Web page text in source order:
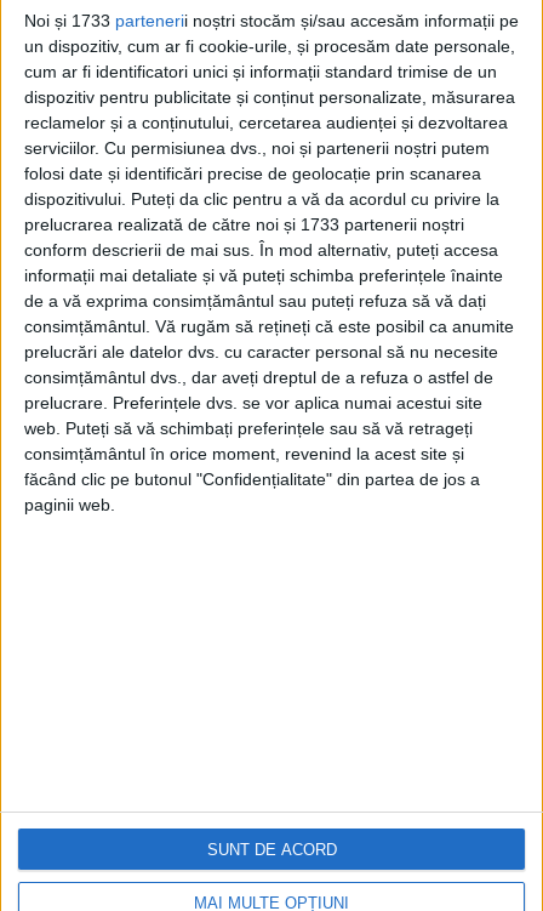
Noi și 1733 partenerii noștri stocăm și/sau accesăm informații pe
un dispozitiv, cum ar fi cookie-urile, și procesăm date personale,
cum ar fi identificatori unici și informații standard trimise de un
dispozitiv pentru publicitate și conținut personalizate, măsurarea
reclamelor și a conținutului, cercetarea audienței și dezvoltarea
serviciilor. Cu permisiunea dvs., noi și partenerii noștri putem
folosi date și identificări precise de geolocație prin scanarea
dispozitivului. Puteți da clic pentru a vă da acordul cu privire la
prelucrarea realizată de către noi și 1733 partenerii noștri
conform descrierii de mai sus. În mod alternativ, puteți accesa
informații mai detaliate și vă puteți schimba preferințele înainte
de a vă exprima consimțământul sau puteți refuza să vă dați
consimțământul. Vă rugăm să rețineți că este posibil ca anumite
prelucrări ale datelor dvs. cu caracter personal să nu necesite
consimțământul dvs., dar aveți dreptul de a refuza o astfel de
prelucrare. Preferințele dvs. se vor aplica numai acestui site
web. Puteți să vă schimbați preferințele sau să vă retrageți
consimțământul în orice moment, revenind la acest site și
făcând clic pe butonul "Confidențialitate" din partea de jos a
paginii web.
MAI MULTE OPȚIUNI
SUNT DE ACORD
ARTICOLE ONLINE
Câteva femei au leşinat şi cele îngreunate timpuriu au
născut. Primele texte tipărite într-un periodic de limbă
română despre parașută
La Iaşi, în 1829, curând după începerea apariţiei sale, Albina
Românească publică, din „Rossia”, două ştiri...
Evenimentul Zilei
Infofinanciar
Infoactual